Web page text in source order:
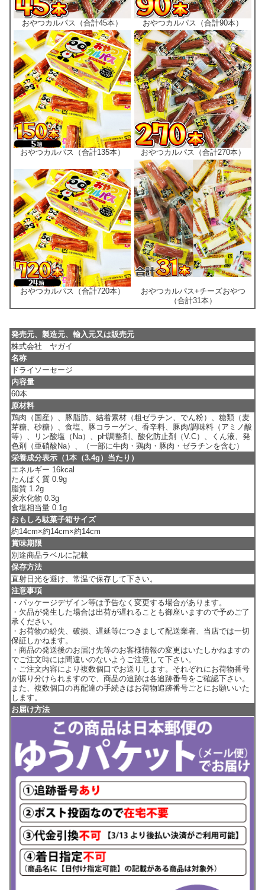
おやつカルパス（合計45本） おやつカルパス（合計90本）
おやつカルパス（合計135本） おやつカルパス（合計270本）
おやつカルパス（合計720本）
おやつカルパス+チーズおやつ
（合計31本）
発売元、製造元、輸入元又は販売元
株式会社 ヤガイ
名称
ドライソーセージ
内容量
60本
原材料
鶏肉（国産）、豚脂肪、結着素材（粗ゼラチン、でん粉）、糖類（麦
芽糖、砂糖）、食塩、豚コラーゲン、香辛料、豚肉/調味料（アミノ酸
等）、リン酸塩（Na）、pH調整剤、酸化防止剤（V.C）、くん液、発
色剤（亜硝酸Na）、（一部に牛肉・鶏肉・豚肉・ゼラチンを含む）
栄養成分表示（1本（3.4g）当たり）
エネルギー 16kcal
たんぱく質 0.9g
脂質 1.2g
炭水化物 0.3g
食塩相当量 0.1g
おもしろ駄菓子箱サイズ
約14cm×約14cm×約14cm
賞味期限
別途商品ラベルに記載
保存方法
直射日光を避け、常温で保存して下さい。
注意事項
・パッケージデザイン等は予告なく変更する場合があります。
・欠品が発生した場合は出荷が遅れることも御座いますので予めご了
承ください。
・お荷物の紛失、破損、遅延等につきまして配送業者、当店では一切
保証しかねます。
・商品の発送後のお届け先等のお客様情報の変更はいたしかねますの
でご注文時には間違いのないようご注意して下さい。
・ご注文内容により複数個口でお送りします。それぞれにお荷物番号
が振り分けられますので、商品の追跡は各追跡番号をご確認下さい。
また、複数個口の再配達の手続きはお荷物追跡番号ごとにお願いいた
します。
お届け方法